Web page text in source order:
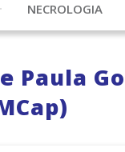
NECROLOGIA
Paula